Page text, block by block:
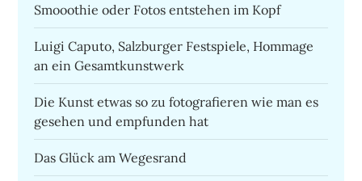
Smooothie oder Fotos entstehen im Kopf
Luigi Caputo, Salzburger Festspiele, Hommage
an ein Gesamtkunstwerk
Die Kunst etwas so zu fotografieren wie man es
gesehen und empfunden hat
Das Glück am Wegesrand